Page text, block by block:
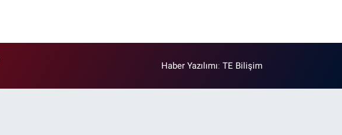
Haber Yazılımı:TE Bilişim